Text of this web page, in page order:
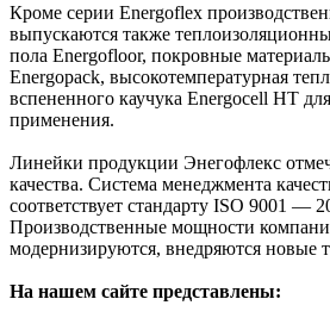
Кроме серии Energoflex
выпускаются также
пола Energofloor, покровные
Energopack, высокотемпературная
вспененного каучука Energocell HT
применения.
Линейки продукции Энегофлекс
качества. Система менеджмента
соответствует стандарту ISO 9001 —
Производственные мощности
модернизируются, внедряются новые
На нашем сайте представлены: